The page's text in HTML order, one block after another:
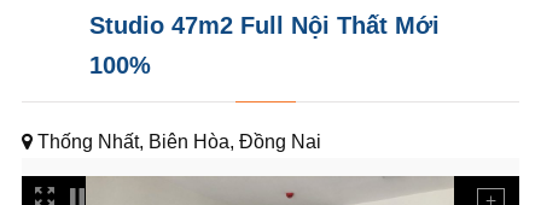
Studio 47m2 Full Nội Thất Mới
100%
Thống Nhất, Biên Hòa, Đồng Nai